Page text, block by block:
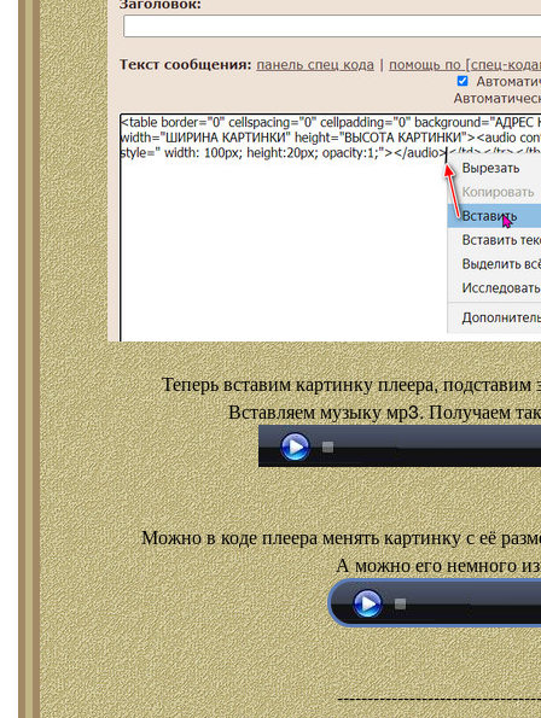
Теперь вставим картинку плеера, подставим
Вставляем музыку мр3. Получаем
Можно в коде плеера менять картинку с её
А можно его немного